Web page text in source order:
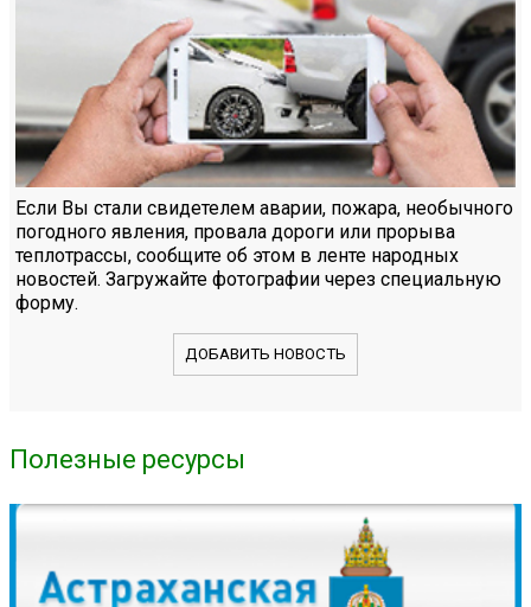
Если Вы стали свидетелем аварии, пожара, необычного
погодного явления, провала дороги или прорыва
теплотрассы, сообщите об этом в ленте народных
новостей. Загружайте фотографии через специальную
форму.
ДОБАВИТЬ НОВОСТЬ
Полезные ресурсы